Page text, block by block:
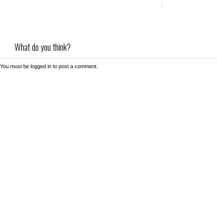
What do you think?
You must be logged in to post a comment.